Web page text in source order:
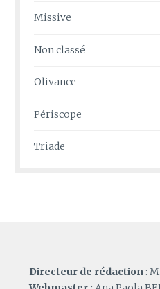
Missive
Non classé
Olivance
Périscope
Triade
Directeur de rédaction :